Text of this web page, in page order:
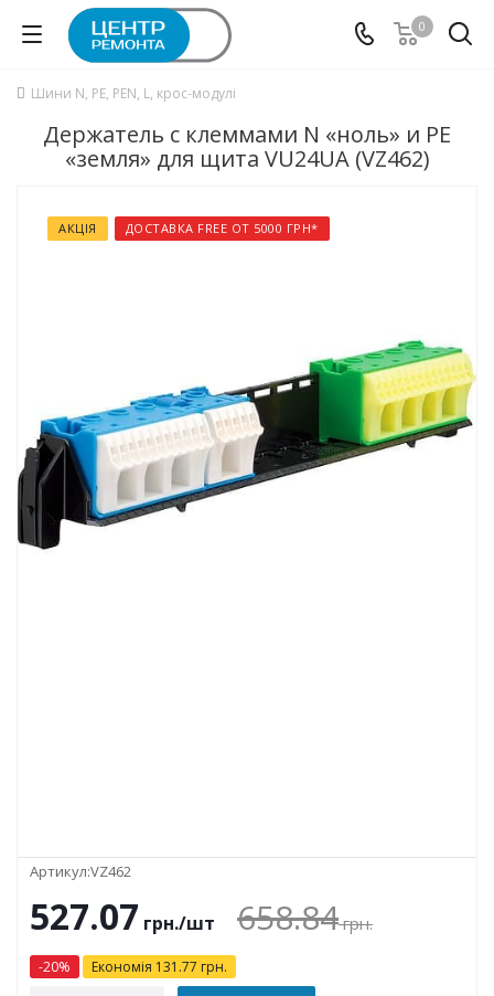
0
Шини N, PE, PEN, L, крос-модулі
Держатель с клеммами N «ноль» и PE
«земля» для щита VU24UA (VZ462)
АКЦІЯ ДОСТАВКА FREE ОТ 5000 ГРН*
Артикул:VZ462
527.07 грн./шт 658.84грн.
-20% Економія 131.77 грн.